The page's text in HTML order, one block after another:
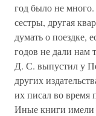
год было не много.
сестры, другая
думать о поездке,
годов не дали нам
Д. С. выпустил у
других
их писал во время
Иные книги